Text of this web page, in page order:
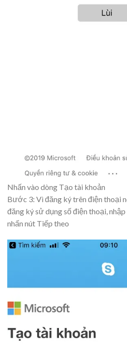
Nhấn vào dòng Tạo tài khoản
Bước 3: Vì đăng ký trên điện thoại
đăng ký sử dụng số điện thoại,
nhấn nút Tiếp theo